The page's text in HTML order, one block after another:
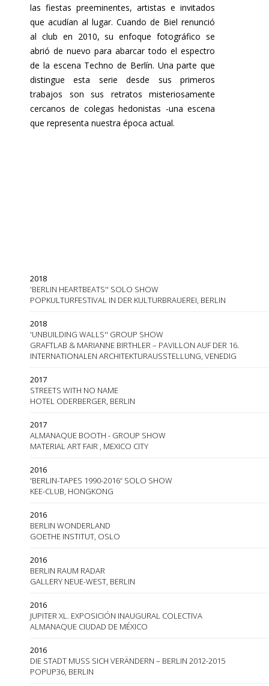
las fiestas preeminentes, artistas e invitados
que acudían al lugar. Cuando de Biel renunció
al club en 2010, su enfoque fotográfico se
abrió de nuevo para abarcar todo el espectro
de la escena Techno de Berlín. Una parte que
distingue esta serie desde sus primeros
trabajos son sus retratos misteriosamente
cercanos de colegas hedonistas -una escena
que representa nuestra época actual.
2018
'BERLIN HEARTBEATS'' SOLO SHOW
POPKULTURFESTIVAL IN DER KULTURBRAUEREI, BERLIN
2018
'UNBUILDING WALLS'' GROUP SHOW
GRAFTLAB & MARIANNE BIRTHLER – PAVILLON AUF DER 16.
INTERNATIONALEN ARCHITEKTURAUSSTELLUNG, VENEDIG
2017
STREETS WITH NO NAME
HOTEL ODERBERGER, BERLIN
2017
ALMANAQUE BOOTH - GROUP SHOW
MATERIAL ART FAIR , MEXICO CITY
2016
'BERLIN-TAPES 1990-2016“ SOLO SHOW
KEE-CLUB, HONGKONG
2016
BERLIN WONDERLAND
GOETHE INSTITUT, OSLO
2016
BERLIN RAUM RADAR
GALLERY NEUE-WEST, BERLIN
2016
JUPITER XL. EXPOSICIÓN INAUGURAL COLECTIVA
ALMANAQUE CIUDAD DE MÉXICO
2016
DIE STADT MUSS SICH VERÄNDERN – BERLIN 2012-2015
POPUP36, BERLIN